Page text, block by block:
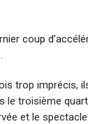
coup
trop imprécis,
le troisième
et le